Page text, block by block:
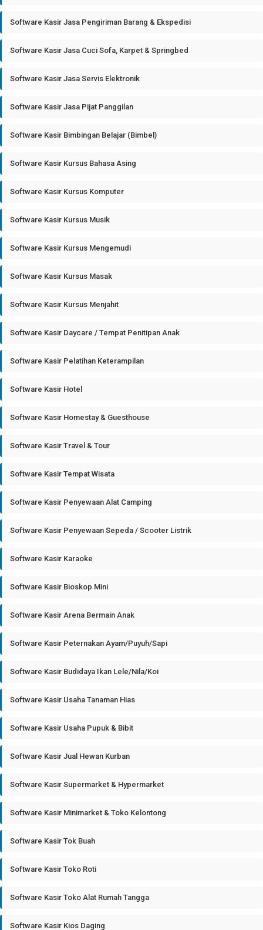
Software Kasir Jasa Pengiriman Barang & Ekspedisi
Software Kasir Jasa Cuci Sofa, Karpet & Springbed
Software Kasir Jasa Servis Elektronik
Software Kasir Jasa Pijat Panggilan
Software Kasir Bimbingan Belajar (Bimbel)
Software Kasir Kursus Bahasa Asing
Software Kasir Kursus Komputer
Software Kasir Kursus Musik
Software Kasir Kursus Mengemudi
Software Kasir Kursus Masak
Software Kasir Kursus Menjahit
Software Kasir Daycare / Tempat Penitipan Anak
Software Kasir Pelatihan Keterampilan
Software Kasir Hotel
Software Kasir Homestay & Guesthouse
Software Kasir Travel & Tour
Software Kasir Tempat Wisata
Software Kasir Penyewaan Alat Camping
Software Kasir Penyewaan Sepeda / Scooter Listrik
Software Kasir Karaoke
Software Kasir Bioskop Mini
Software Kasir Arena Bermain Anak
Software Kasir Peternakan Ayam/Puyuh/Sapi
Software Kasir Budidaya Ikan Lele/Nila/Koi
Software Kasir Usaha Tanaman Hias
Software Kasir Usaha Pupuk & Bibit
Software Kasir Jual Hewan Kurban
Software Kasir Supermarket & Hypermarket
Software Kasir Minimarket & Toko Kelontong
Software Kasir Tok Buah
Software Kasir Toko Roti
Software Kasir Toko Alat Rumah Tangga
Software Kasir Kios Daging